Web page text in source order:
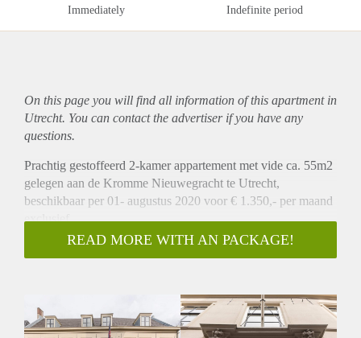
Immediately Indefinite period
On this page you will find all information of this apartmentin
Utrecht. You can contact the advertiser if you have any
questions.
Prachtig gestoffeerd 2-kamer appartement met vide ca. 55m2
gelegen aan de Kromme Nieuwegracht te Utrecht,
beschikbaar per 01- augustus 2020 voor € 1.350,- per maand
exclusief.
Omschrijving
Dit prachtig ruime appartement is gelegen op de 2e
tot de woonkamer van ca. 25m² met open keuken. De
woonkamer kenmerkt zich door een hoog plafond en
READ MORE WITH AN PACKAGE!